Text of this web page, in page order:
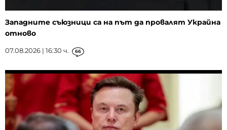
Западните съюзници са на път да провалят Украйна
отново
07.08.2026 | 16:30 ч. 66